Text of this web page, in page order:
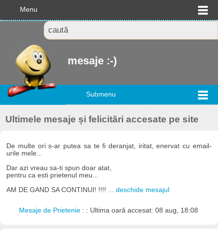
Menu
mesaje :-)
Submenu
Ultimele mesaje și felicitări accesate pe site
De multe ori s-ar putea sa te fi deranjat, iritat, enervat cu email-
urile mele...
Dar azi vreau sa-ti spun doar atat,
pentru ca esti prietenul meu...
AM DE GAND SA CONTINUI! !!!!
... deschide mesajul
Mesaje de Prietenie : : Ultima oară accesat: 08 aug, 18:08